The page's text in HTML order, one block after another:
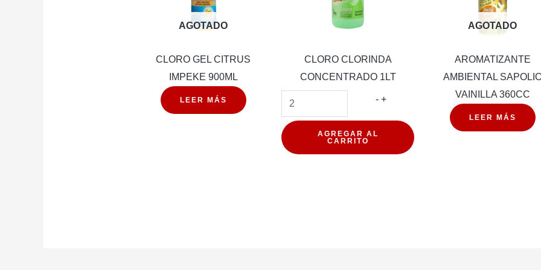
AGOTADO
CLORO GEL CITRUS
IMPEKE 900ML
LEER MÁS
CLORO CLORINDA
CONCENTRADO 1LT
- CLORO
CONCENTRADO
+
AGREGAR AL
CARRITO
AGOTADO
AROMATIZANTE
AMBIENTAL
VAINILLA 360CC
LEER MÁS